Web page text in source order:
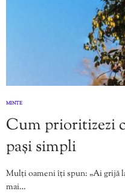
MINTE
Cum prioritizezi
pași simpli
Mulți oameni îți spun: „Ai grijă
mai…